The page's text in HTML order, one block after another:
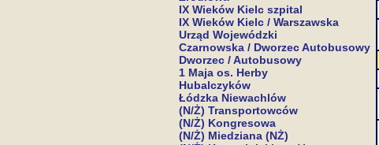
IX Wieków Kielc szpital
IX Wieków Kielc / Warszawska
Urząd Wojewódzki
Czarnowska / Dworzec Autobusowy
Dworzec / Autobusowy
1 Maja os. Herby
Hubalczyków
Łódzka Niewachlów
(N/Ż) Transportowców
(N/Ż) Kongresowa
(N/Ż) Miedziana (NŻ)